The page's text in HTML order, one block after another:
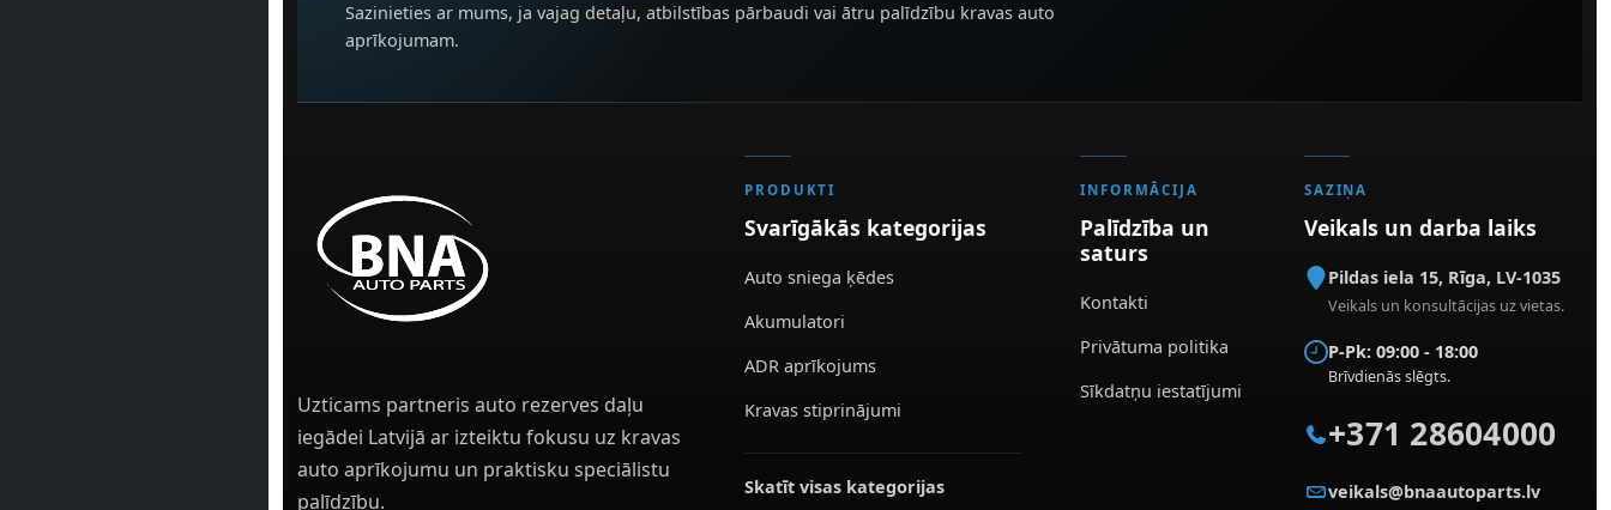
Sazinieties ar mums, ja vajag detaļu, atbilstības pārbaudi vai ātru palīdzību kravas auto
aprīkojumam.
Uzticams partneris auto rezerves daļu
iegādei Latvijā ar izteiktu fokusu uz kravas
auto aprīkojumu un praktisku speciālistu
palīdzību.
PRODUKTI
Svarīgākās kategorijas
Auto sniega ķēdes
Akumulatori
ADR aprīkojums
Kravas stiprinājumi
Skatīt visas kategorijas
INFORMĀCIJA
Palīdzība un
saturs
Kontakti
Privātuma politika
Sīkdatņu iestatījumi
SAZIŅA
Veikals un darba laiks
Pildas iela 15, Rīga, LV-1035
Veikals un konsultācijas uz vietas.
P-Pk: 09:00 - 18:00
Brīvdienās slēgts.
+371 28604000
veikals@bnaautoparts.lv